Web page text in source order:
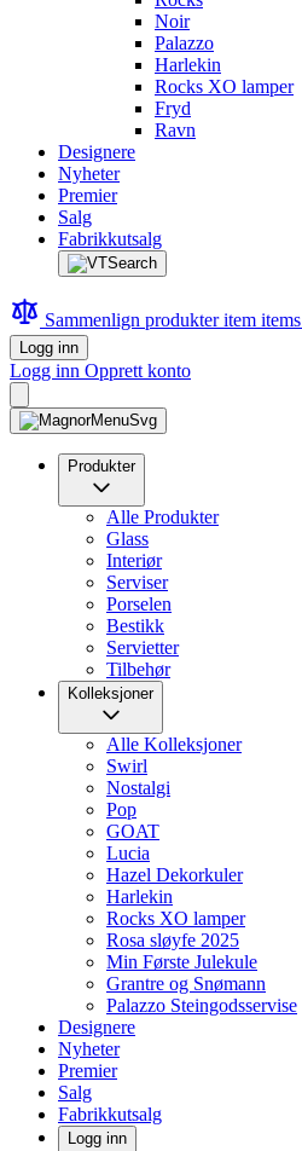
Noir
Palazzo
Harlekin
Rocks XO lamper
Fryd
Ravn
Designere
Nyheter
Premier
Salg
Fabrikkutsalg
Sammenlign produkteritem items
Logg inn
Logg inn Opprett konto
Produkter
Alle Produkter
Glass
Interiør
Serviser
Porselen
Bestikk
Servietter
Tilbehør
Kolleksjoner
Alle Kolleksjoner
Swirl
Nostalgi
Pop
GOAT
Lucia
Hazel Dekorkuler
Harlekin
Rocks XO lamper
Rosa sløyfe 2025
Min Første Julekule
Grantre og Snømann
Palazzo Steingodsservise
Designere
Nyheter
Premier
Salg
Fabrikkutsalg
Logg inn